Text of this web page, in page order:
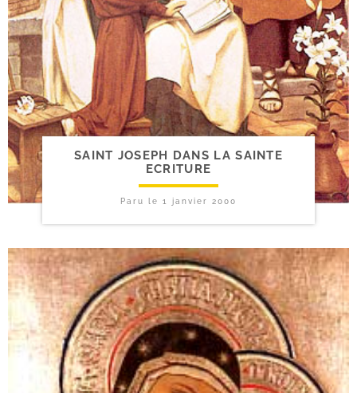
SAINT JOSEPH DANS LA SAINTE
ECRITURE
Paru le 1 janvier 2000